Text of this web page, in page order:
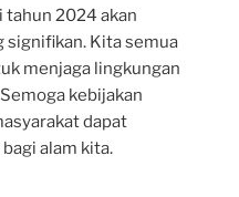
tahun 2024 akan
signifikan. Kita semua
menjaga lingkungan
kebijakan
dapat
alam kita.